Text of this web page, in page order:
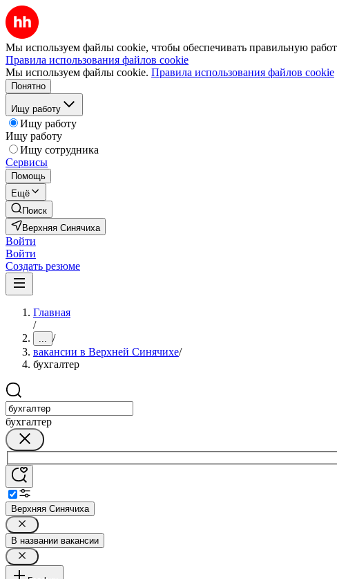
Мы используем файлы cookie, чтобы обеспечивать правильную
Правила использования файлов cookie
Мы используем файлы cookie. Правила использования файлов cookie
Понятно
Ищу работу
Ищу работу
Ищу работу
Ищу сотрудника
Сервисы
Помощь
Ещё
Поиск
Верхняя Синячиха
Войти
Войти
Создать резюме
Главная
/
... /
вакансии в Верхней Синячихе/
бухгалтер
бухгалтер
Верхняя Синячиха
В названии вакансии